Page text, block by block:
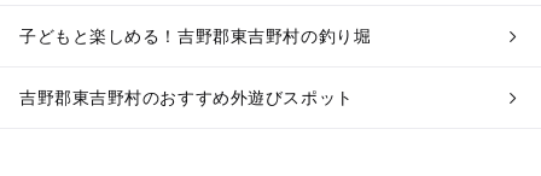
子どもと楽しめる！吉野郡東吉野村の釣り堀
吉野郡東吉野村のおすすめ外遊びスポット